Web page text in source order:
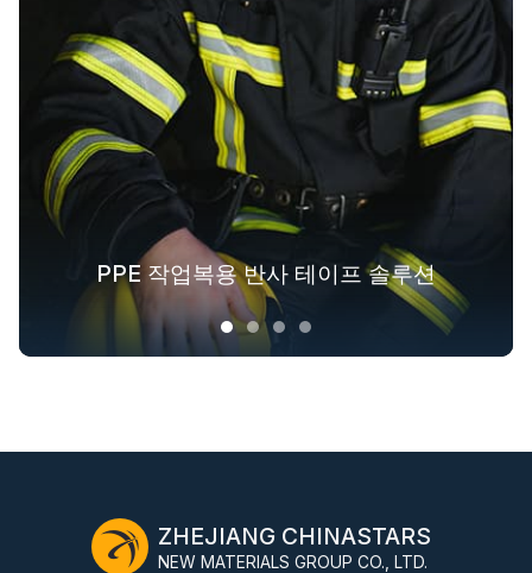
PPE 작업복용 반사 테이프 솔루션
패션 아웃도어 의류를 위한 반사 섬유 솔
루션
겉옷을 위한 야광 패브릭 솔루션
산업 전반에 걸친 안전복 솔루션
ZHEJIANG CHINASTARS
NEW MATERIALS GROUP CO., LTD.